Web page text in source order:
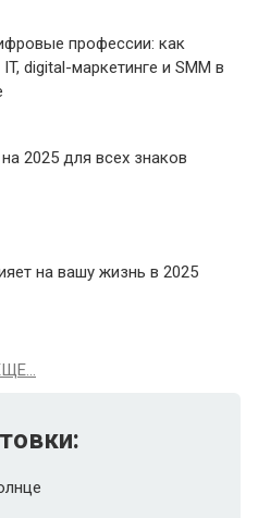
профессии: как
digital-маркетинге и SMM в
2025 для всех знаков
на вашу жизнь в 2025